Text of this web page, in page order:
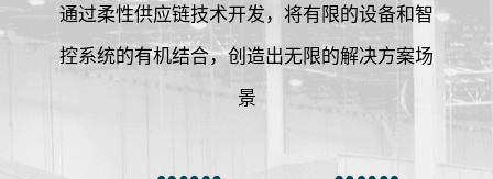
通过柔性供应链技术开发，将有限的设备和智
控系统的有机结合，创造出无限的解决方案场
景